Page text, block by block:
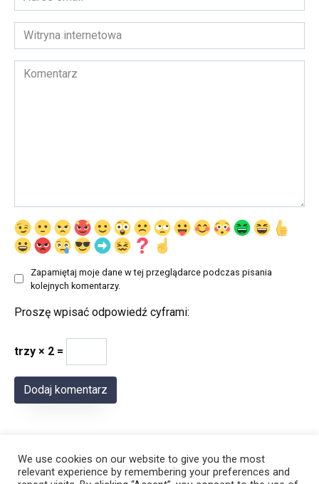
email
*Witryna
internetowa
Komentarz
Zapamiętaj moje dane w tej przeglądarce podczas pisania
kolejnych komentarzy.
Proszę wpisać odpowiedź cyframi:
trzy × 2 =
We use cookies on our website to give you the most
relevant experience by remembering your preferences and